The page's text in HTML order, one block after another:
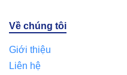
Về chúng tôi
Giới thiệu
Liên hệ